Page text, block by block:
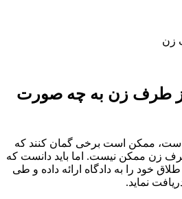
طرف زن به چه صورت
است، ممکن است برخی گمان کنند که
زن ممکن نیست. اما باید دانست که
خود را به دادگاه ارائه داده و طی
نماید.